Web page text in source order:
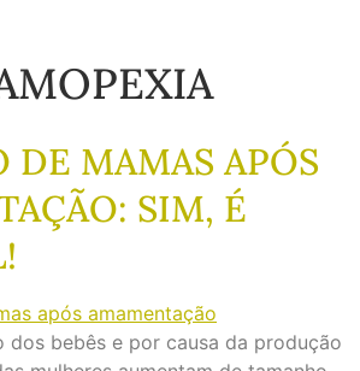
DE MAMAS APÓS
SIM, É
dos bebês e por causa da produção